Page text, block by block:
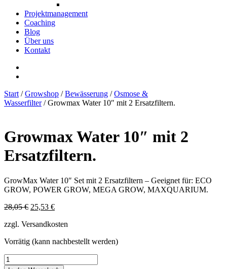
Projektmanagement
Coaching
Blog
Über uns
Kontakt
Start /Growshop /Bewässerung /Osmose &
Wasserfilter/ Growmax Water 10″ mit 2 Ersatzfiltern.
Growmax Water 10″ mit 2
Ersatzfiltern.
GrowMax Water 10″ Set mit 2 Ersatzfiltern – Geeignet für: ECO
GROW, POWER GROW, MEGA GROW, MAXQUARIUM.
28,05€ Ursprünglicher
war:
25,53 €Aktueller
ist:
zzgl. Versandkosten
Vorrätig (kann nachbestellt werden)
Growmax
Water